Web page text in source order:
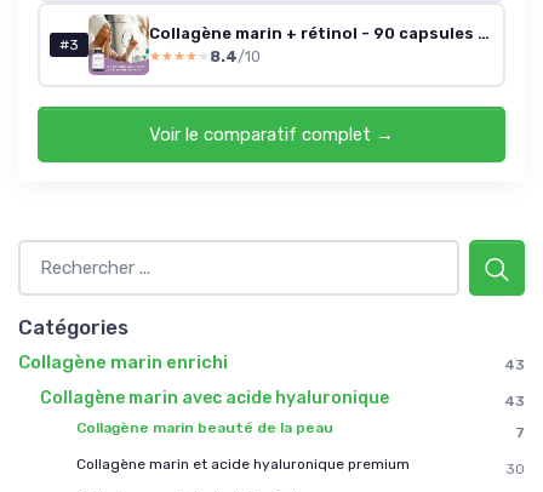
#3
Collagène marin + rétinol - 90 capsules végétales
★★★★★
★★★★★ 8.4/10
Voir le comparatif complet →
Catégories
Collagène marin enrichi 43
Collagène marin avec acide hyaluronique
43
Collagène marin beauté de la peau
7
Collagène marin et acide hyaluronique premium
30